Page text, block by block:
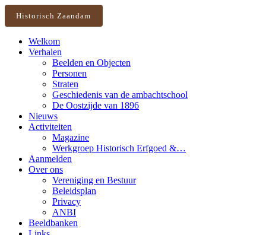
Historisch Zaandam
Welkom
Verhalen
Beelden en Objecten
Personen
Straten
Geschiedenis van de ambachtschool
De Oostzijde van 1896
Nieuws
Activiteiten
Magazine
Werkgroep Historisch Erfgoed &…
Aanmelden
Over ons
Vereniging en Bestuur
Beleidsplan
Privacy
ANBI
Beeldbanken